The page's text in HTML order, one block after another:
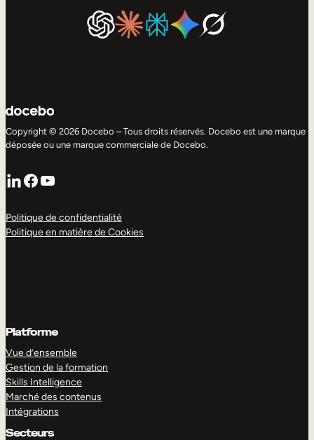
Copyright © 2026 Docebo – Tous droits réservés. Docebo est une marque
déposée ou une marque commerciale de Docebo.
LinkedIn
Facebook
YouTube
Politique de confidentialité
Politique en matière de Cookies
Platforme
Vue d’ensemble
Gestion de la formation
Skills Intelligence
Marché des contenus
Intégrations
Secteurs